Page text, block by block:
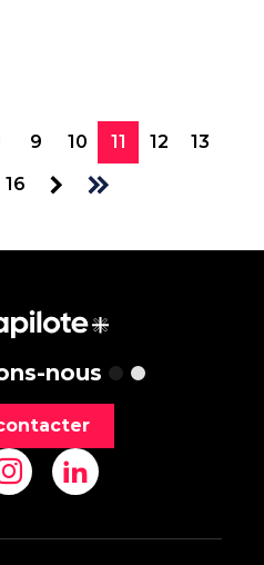
9 10 11 12
13
16
nous